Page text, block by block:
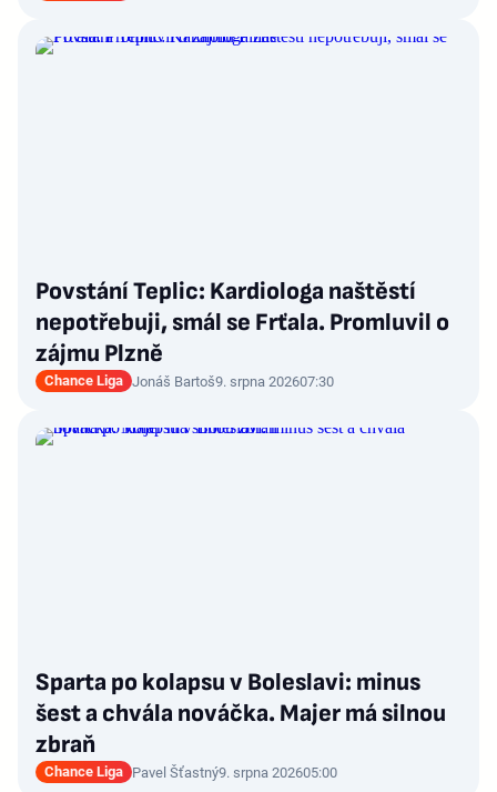
Povstání Teplic: Kardiologa naštěstí
nepotřebuji, smál se Frťala. Promluvil o
zájmu Plzně
Chance Liga Jonáš Bartoš9. srpna 202607:30
Sparta po kolapsu v Boleslavi: minus
šest a chvála nováčka. Majer má silnou
zbraň
Chance Liga Pavel Šťastný9. srpna 202605:00